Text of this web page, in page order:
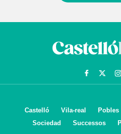
Castelló Vila-real Pobles
Sociedad
Successos